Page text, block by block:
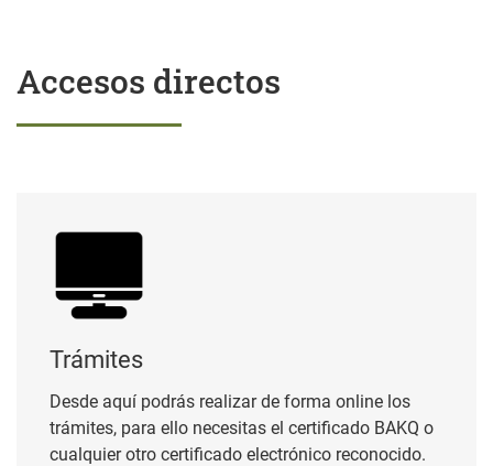
Accesos directos
Trámites
Desde aquí podrás realizar de forma online los
trámites, para ello necesitas el certificado BAKQ o
cualquier otro certificado electrónico reconocido.